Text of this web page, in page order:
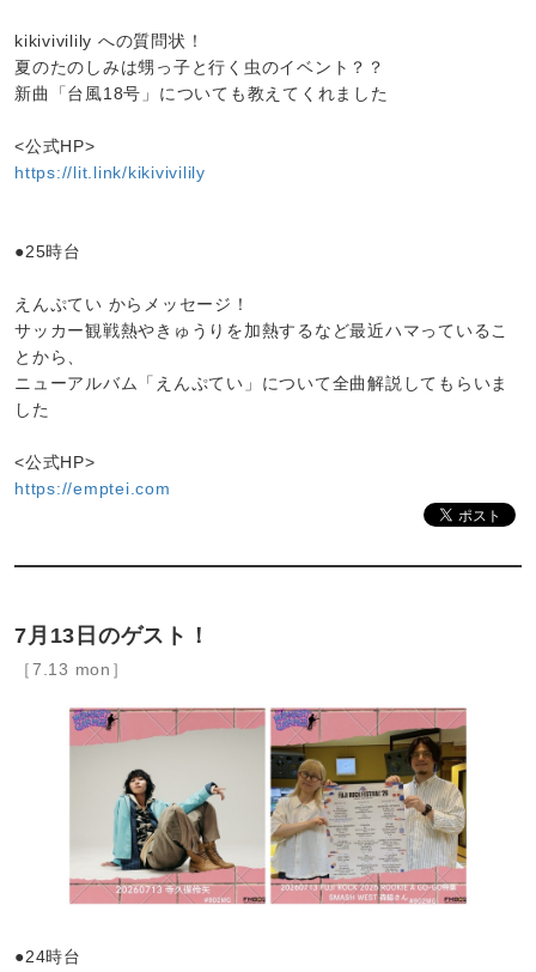
kikivivilily への質問状！
夏のたのしみは甥っ子と行く虫のイベント？？
新曲「台風18号」についても教えてくれました
<公式HP>
https://lit.link/kikivivilily
●25時台
えんぷてい からメッセージ！
サッカー観戦熱やきゅうりを加熱するなど最近ハマっているこ
とから、
ニューアルバム「えんぷてい」について全曲解説してもらいま
した
<公式HP>
https://emptei.com
7月13日のゲスト！
［7.13 mon］
●24時台